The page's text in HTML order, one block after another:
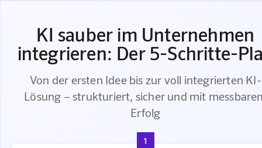
KI sauber im Unternehmen
integrieren: Der 5-Schritte-
Von der ersten Idee bis zur voll integrierten KI-
Lösung – strukturiert, sicher und mit
Erfolg
1